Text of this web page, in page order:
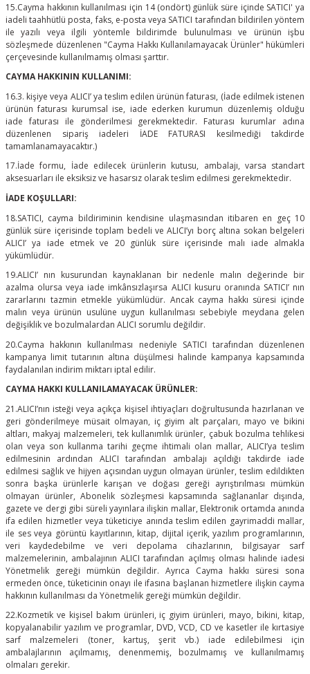
15.Cayma hakkının kullanılması için 14 (ondört) günlük süre içinde SATICI' ya
iadeli taahhütlü posta, faks, e-posta veya SATICI tarafından bildirilen yöntem
ile yazılı veya ilgili yöntemle bildirimde bulunulması ve ürünün işbu
sözleşmede düzenlenen "Cayma Hakkı Kullanılamayacak Ürünler" hükümleri
çerçevesinde kullanılmamış olması şarttır.
CAYMA HAKKININ KULLANIMI:
16.3. kişiye veya ALICI’ ya teslim edilen ürünün faturası, (İade edilmek istenen
ürünün faturası kurumsal ise, iade ederken kurumun düzenlemiş olduğu
iade faturası ile gönderilmesi gerekmektedir. Faturası kurumlar adına
düzenlenen sipariş iadeleri İADE FATURASI kesilmediği takdirde
tamamlanamayacaktır.)
17.İade formu, İade edilecek ürünlerin kutusu, ambalajı, varsa standart
aksesuarları ile eksiksiz ve hasarsız olarak teslim edilmesi gerekmektedir.
İADE KOŞULLARI:
18.SATICI, cayma bildiriminin kendisine ulaşmasından itibaren en geç 10
günlük süre içerisinde toplam bedeli ve ALICI’yı borç altına sokan belgeleri
ALICI’ ya iade etmek ve 20 günlük süre içerisinde malı iade almakla
yükümlüdür.
19.ALICI’ nın kusurundan kaynaklanan bir nedenle malın değerinde bir
azalma olursa veya iade imkânsızlaşırsa ALICI kusuru oranında SATICI’ nın
zararlarını tazmin etmekle yükümlüdür. Ancak cayma hakkı süresi içinde
malın veya ürünün usulüne uygun kullanılması sebebiyle meydana gelen
değişiklik ve bozulmalardan ALICI sorumlu değildir.
20.Cayma hakkının kullanılması nedeniyle SATICI tarafından düzenlenen
kampanya limit tutarının altına düşülmesi halinde kampanya kapsamında
faydalanılan indirim miktarı iptal edilir.
CAYMA HAKKI KULLANILAMAYACAK ÜRÜNLER:
21.ALICI’nın isteği veya açıkça kişisel ihtiyaçları doğrultusunda hazırlanan ve
geri gönderilmeye müsait olmayan, iç giyim alt parçaları, mayo ve bikini
altları, makyaj malzemeleri, tek kullanımlık ürünler, çabuk bozulma tehlikesi
olan veya son kullanma tarihi geçme ihtimali olan mallar, ALICI’ya teslim
edilmesinin ardından ALICI tarafından ambalajı açıldığı takdirde iade
edilmesi sağlık ve hijyen açısından uygun olmayan ürünler, teslim edildikten
sonra başka ürünlerle karışan ve doğası gereği ayrıştırılması mümkün
olmayan ürünler, Abonelik sözleşmesi kapsamında sağlananlar dışında,
gazete ve dergi gibi süreli yayınlara ilişkin mallar, Elektronik ortamda anında
ifa edilen hizmetler veya tüketiciye anında teslim edilen gayrimaddi mallar,
ile ses veya görüntü kayıtlarının, kitap, dijital içerik, yazılım programlarının,
veri kaydedebilme ve veri depolama cihazlarının, bilgisayar sarf
malzemelerinin, ambalajının ALICI tarafından açılmış olması halinde iadesi
Yönetmelik gereği mümkün değildir. Ayrıca Cayma hakkı süresi sona
ermeden önce, tüketicinin onayı ile ifasına başlanan hizmetlere ilişkin cayma
hakkının kullanılması da Yönetmelik gereği mümkün değildir.
22.Kozmetik ve kişisel bakım ürünleri, iç giyim ürünleri, mayo, bikini, kitap,
kopyalanabilir yazılım ve programlar, DVD, VCD, CD ve kasetler ile kırtasiye
sarf malzemeleri (toner, kartuş, şerit vb.) iade edilebilmesi için
ambalajlarının açılmamış, denenmemiş, bozulmamış ve kullanılmamış
olmaları gerekir.